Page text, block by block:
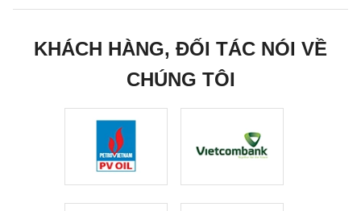
KHÁCH HÀNG, ĐỐI TÁC NÓI VỀ
CHÚNG TÔI